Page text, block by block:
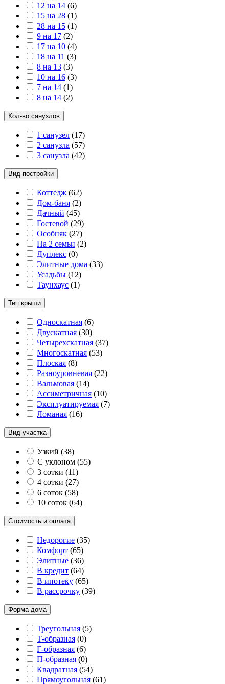
12 на 14 (6)
15 на 28 (1)
28 на 15 (1)
9 на 17 (2)
17 на 10 (4)
18 на 11 (3)
8 на 13 (3)
10 на 16 (3)
7 на 14 (1)
8 на 14 (2)
Кол-во санузлов
1 санузел (17)
2 санузла (57)
3 санузла (42)
Вид постройки
Коттедж (62)
Дом-баня (2)
Дачный (45)
Гостевой (29)
Особняк (27)
На 2 семьи (2)
Дуплекс (0)
Элитные дома (33)
Усадьбы (12)
Таунхаус (1)
Тип крыши
Односкатная (6)
Двускатная (30)
Четырехскатная (37)
Многоскатная (53)
Плоская (8)
Разноуровневая (22)
Вальмовая (14)
Ассиметричная (10)
Эксплуатируемая (7)
Ломаная (16)
Вид участка
Узкий (38)
С уклоном (55)
3 сотки (11)
4 сотки (27)
6 соток (58)
10 соток (64)
Стоимость и оплата
Недорогие (35)
Комфорт (65)
Элитные (36)
В кредит (64)
В ипотеку (65)
В рассрочку (39)
Форма дома
Треугольная (5)
Т-образная (0)
Г-образная (6)
П-образная (0)
Квадратная (54)
Прямоугольная (61)